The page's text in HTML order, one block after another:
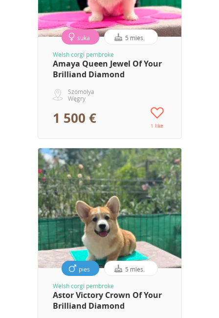
suka 5 mies.
Welsh corgi pembroke
Amaya Queen Jewel Of Your
Brilliand Diamond
Szomolya
Węgry
1 500 € 1 like
pies 5 mies.
Welsh corgi pembroke
Astor Victory Crown Of Your
Brilliand Diamond